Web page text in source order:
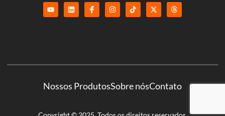
Nossos ProdutosSobre nósContato